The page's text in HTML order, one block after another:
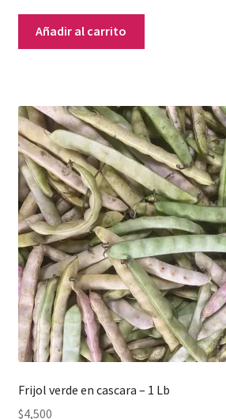
Añadir al carrito
Frijol verde en cascara – 1 Lb
$4,500